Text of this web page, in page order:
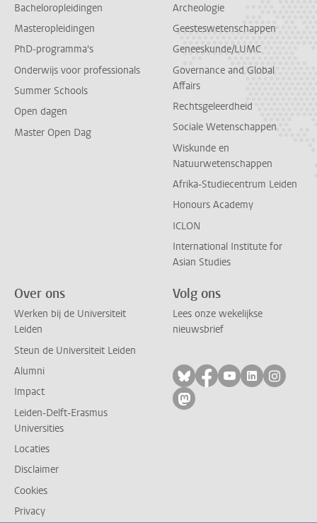
Bacheloropleidingen
Masteropleidingen
PhD-programma's
Onderwijs voor professionals
Summer Schools
Open dagen
Master Open Dag
Archeologie
Geesteswetenschappen
Geneeskunde/LUMC
Governance and Global
Affairs
Rechtsgeleerdheid
Sociale Wetenschappen
Wiskunde en
Natuurwetenschappen
Afrika-Studiecentrum Leiden
Honours Academy
ICLON
International Institute for
Asian Studies
Over ons
Werken bij de Universiteit
Leiden
Steun de Universiteit Leiden
Alumni
Impact
Leiden-Delft-Erasmus
Universities
Locaties
Disclaimer
Cookies
Privacy
Volg ons
Lees onze wekelijkse
nieuwsbrief
Volg ons op bluesky
Volg ons op
Volg ons op
Volg ons
Volg
Volg ons op mastodon